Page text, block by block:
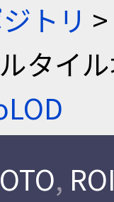
トリ >
タイ
,